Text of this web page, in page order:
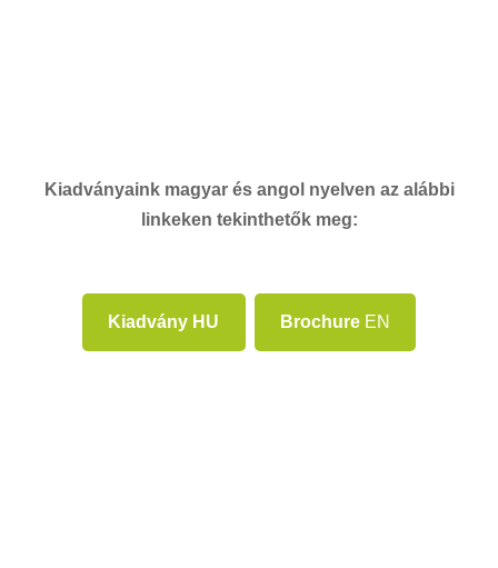
Kiadványaink magyar és angol nyelven az alábbi
linkeken tekinthetők meg:
Kiadvány HU Brochure EN